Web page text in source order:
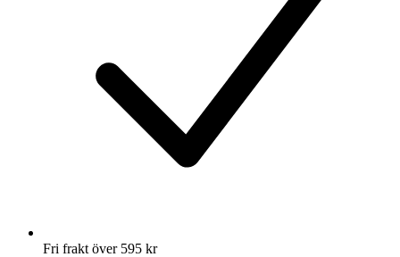
Fri frakt över 595 kr